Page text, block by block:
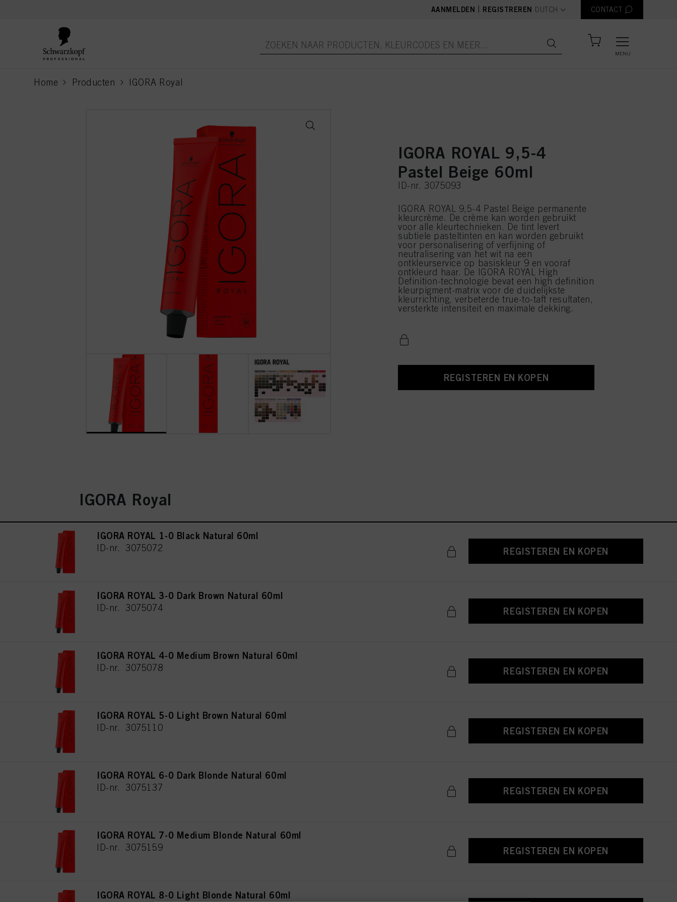
AANMELDEN REGISTREREN text.language
DUTCH CONTACT
MENU
Home Producten IGORA Royal
current page
IGORA ROYAL 9,5-4
Pastel Beige 60ml
ID-nr. 3075093
IGORA ROYAL 9,5-4 Pastel Beige permanente
kleurcrème. De crème kan worden gebruikt
voor alle kleurtechnieken. De tint levert
subtiele pasteltinten en kan worden gebruikt
voor personalisering of verfijning of
neutralisering van het wit na een
ontkleurservice op basiskleur 9 en vooraf
ontkleurd haar. De IGORA ROYAL High
Definition-technologie bevat een high definition
kleurpigment-matrix voor de duidelijkste
kleurrichting, verbeterde true-to-taft resultaten,
versterkte intensiteit en maximale dekking.
REGISTEREN EN KOPEN
IGORA Royal
IGORA ROYAL 1-0 Black Natural 60ml
ID-nr. 3075072 REGISTEREN EN KOPEN
IGORA ROYAL 3-0 Dark Brown Natural 60ml
ID-nr. 3075074 REGISTEREN EN KOPEN
IGORA ROYAL 4-0 Medium Brown Natural 60ml
ID-nr. 3075078 REGISTEREN EN KOPEN
IGORA ROYAL 5-0 Light Brown Natural 60ml
ID-nr. 3075110 REGISTEREN EN KOPEN
IGORA ROYAL 6-0 Dark Blonde Natural 60ml
ID-nr. 3075137 REGISTEREN EN KOPEN
IGORA ROYAL 7-0 Medium Blonde Natural 60ml
ID-nr. 3075159 REGISTEREN EN KOPEN
IGORA ROYAL 8-0 Light Blonde Natural 60ml